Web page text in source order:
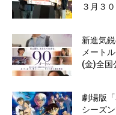
３月３
新進気
メート
(金)全国
劇場版
シーズ